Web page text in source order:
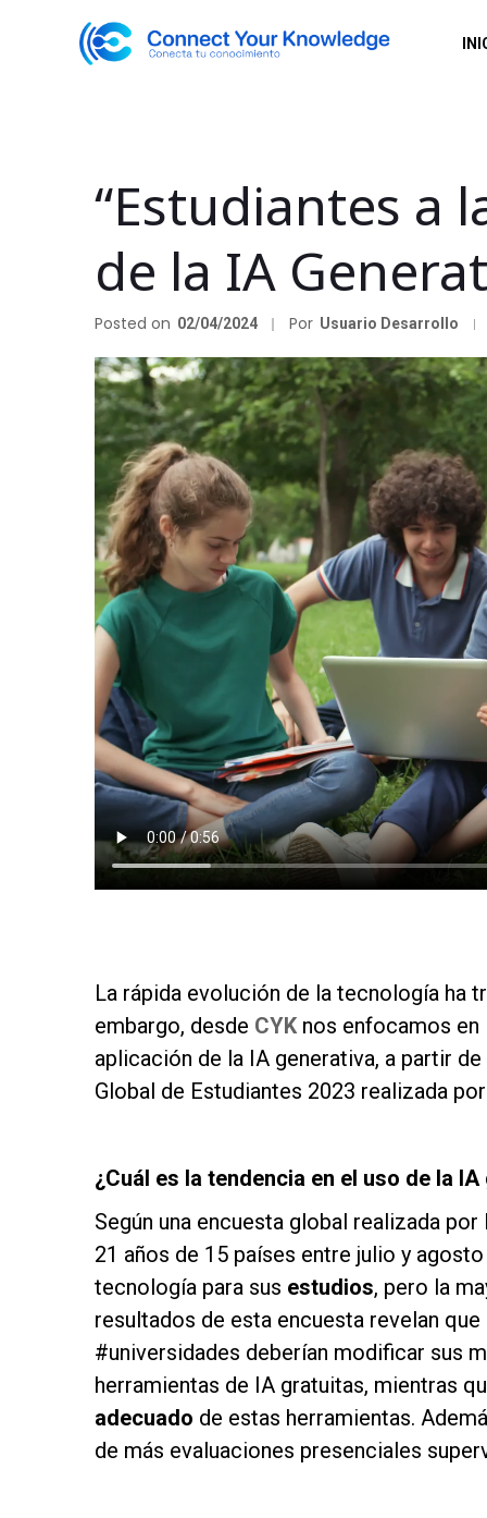
“Estudiantes a
de la IA
Posted on 02/04/2024 Por Usuario Desarrollo
La rápida evolución de la tecnología ha
embargo, desde CYK nos enfocamos
aplicación de la IA generativa, a partir
Global de Estudiantes 2023 realizada
¿Cuál es la tendencia en el uso de la
Según una encuesta global realizada
21 años de 15 países entre julio y
tecnología para sus estudios, pero la
resultados de esta encuesta revelan que
#universidades deberían modificar sus
herramientas de IA gratuitas, mientras
adecuado de estas herramientas.
de más evaluaciones presenciales